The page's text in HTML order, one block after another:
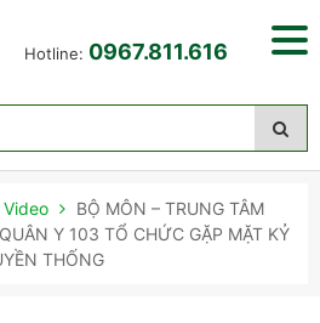
Hotline: 0967.811.616
BỘ MÔN – TRUNG TÂM
Y 103 TỔ CHỨC GẶP MẶT KỶ
THỐNG